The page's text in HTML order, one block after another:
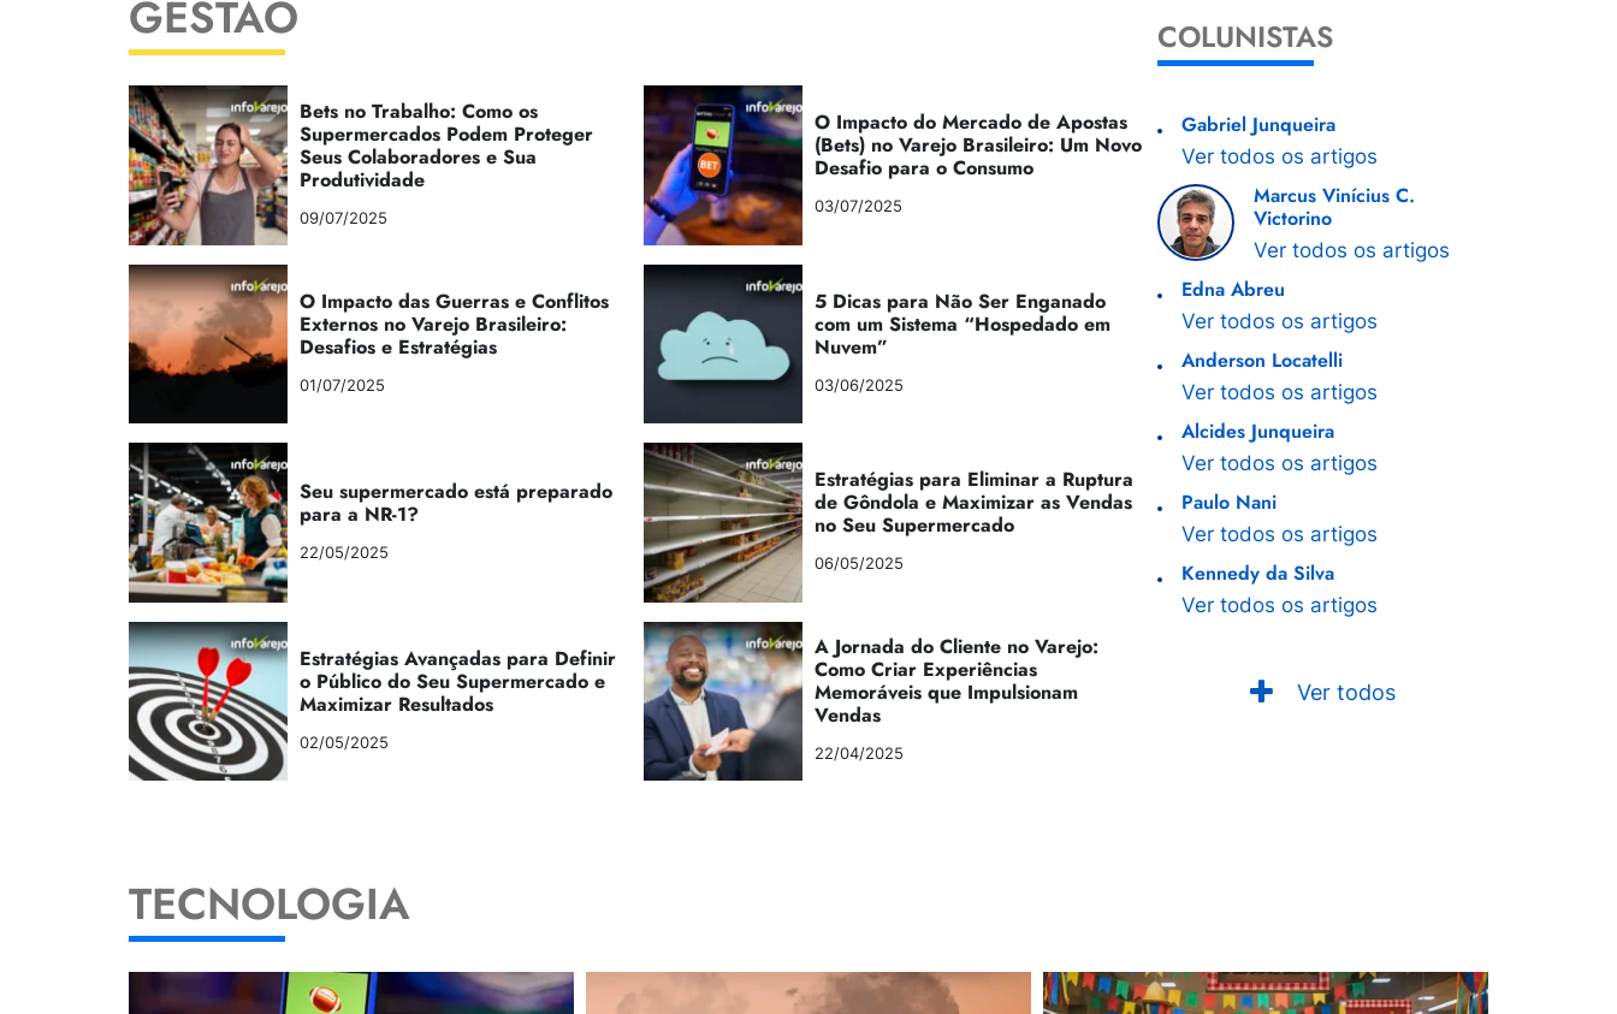
GESTÃO
Bets no Trabalho: Como os
Supermercados Podem Proteger
Seus Colaboradores e Sua
Produtividade
09/07/2025
O Impacto do Mercado de Apostas
(Bets) no Varejo Brasileiro: Um Novo
Desafio para o Consumo
03/07/2025
O Impacto das Guerras e Conflitos
Externos no Varejo Brasileiro:
Desafios e Estratégias
01/07/2025
5 Dicas para Não Ser Enganado
com um Sistema “Hospedado em
Nuvem”
03/06/2025
Seu supermercado está preparado
para a NR-1?
22/05/2025
Estratégias para Eliminar a Ruptura
de Gôndola e Maximizar as Vendas
no Seu Supermercado
06/05/2025
Estratégias Avançadas para Definir
o Público do Seu Supermercado e
Maximizar Resultados
02/05/2025
A Jornada do Cliente no Varejo:
Como Criar Experiências
Memoráveis que Impulsionam
Vendas
22/04/2025
COLUNISTAS
Gabriel Junqueira
Ver todos os artigos
Marcus Vinícius C.
Victorino
Ver todos os artigos
Edna Abreu
Ver todos os artigos
Anderson Locatelli
Ver todos os artigos
Alcides Junqueira
Ver todos os artigos
Paulo Nani
Ver todos os artigos
Kennedy da Silva
Ver todos os artigos
Ver todos
TECNOLOGIA